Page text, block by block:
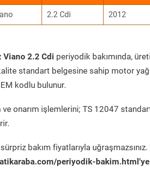
2.2 Cdi 2012
Viano 2.2 Cdi periyodik bakımında,
standart belgesine sahip motor
kodlu bulunur.
onarım işlemlerini; TS 12047
bakım fiyatlarıyla uğraşmazsınız.
periyodik-bakim.html'ye